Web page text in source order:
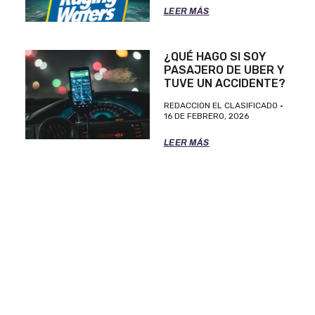
LEER MÁS
¿QUÉ HAGO SI SOY
PASAJERO DE UBER Y
TUVE UN ACCIDENTE?
REDACCION EL CLASIFICADO
16 DE FEBRERO, 2026
LEER MÁS